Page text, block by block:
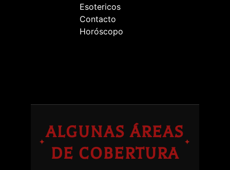
Esotericos
Contacto
Horóscopo
✦
ALGUNAS ÁREAS
DE COBERTURA
✦